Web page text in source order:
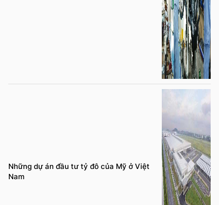
Những dự án đầu tư tỷ đô của Mỹ ở Việt
Nam